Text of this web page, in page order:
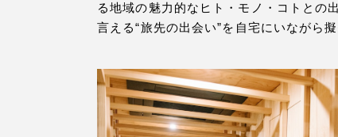
る地域の魅力的なヒト・モノ・コトとの
言える“旅先の出会い”を自宅にいながら